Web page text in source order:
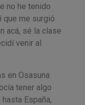
no he tenido
que me surgió
acá, sé la clase
venir al
en Osasuna
tener algo
España,